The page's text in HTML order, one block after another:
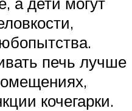
печь лучше
кочегарки.